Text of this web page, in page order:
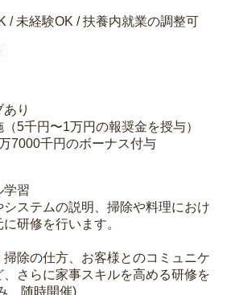
/ 未経験OK / 扶養内就業の調整可
り
5千円〜1万円の報奨金を授与）
7000千円のボーナス付与
学習
ステムの説明、掃除や料理におけ
研修を行います。
掃除の仕方、お客様とのコミュニケ
さらに家事スキルを高める研修を
、随時開催)